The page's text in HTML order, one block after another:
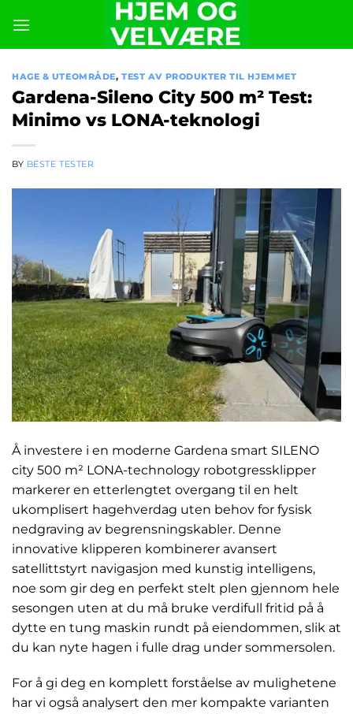
content
HAGE & UTEOMRÅDE,TEST AV PRODUKTER TIL HJEMMET
Gardena-Sileno City 500 m² Test:
Minimo vs LONA-teknologi
BY BESTE TESTER
Å investere i en moderne Gardena smart SILENO
city 500 m² LONA-technology robotgressklipper
markerer en etterlengtet overgang til en helt
ukomplisert hagehverdag uten behov for fysisk
nedgraving av begrensningskabler. Denne
innovative klipperen kombinerer avansert
satellittstyrt navigasjon med kunstig intelligens,
noe som gir deg en perfekt stelt plen gjennom hele
sesongen uten at du må bruke verdifull fritid på å
dytte en tung maskin rundt på eiendommen, slik at
du kan nyte hagen i fulle drag under sommersolen.
For å gi deg en komplett forståelse av mulighetene
har vi også analysert den mer kompakte varianten